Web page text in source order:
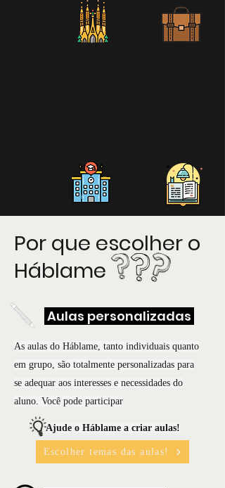
Por que escolher o
Háblame
Aulas personalizadas
As aulas do Háblame, tanto individuais quanto
em grupo, são totalmente personalizadas para
se adequar aos interesses e necessidades do
aluno. Você pode participar
Ajude o Háblame a criar aulas!
Escolher temas das aulas!